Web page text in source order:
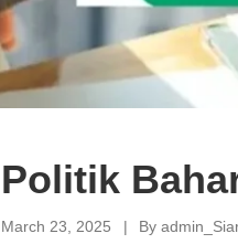
Politik
March 23, 2025 By